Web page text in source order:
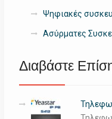
Ψηφιακές
Ασύρματες
Διαβάστε